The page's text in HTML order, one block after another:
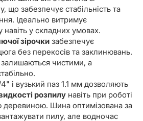
що забезпечує стабільність та
Ідеально витримує
у складних умовах.
зірочкизабезпечує
без перекосів та заклинювань.
залишаються чистими, а
і вузький паз 1.1 мм дозволяють
розпилунавіть при роботі
Шина оптимізована за
пилу, але водночас